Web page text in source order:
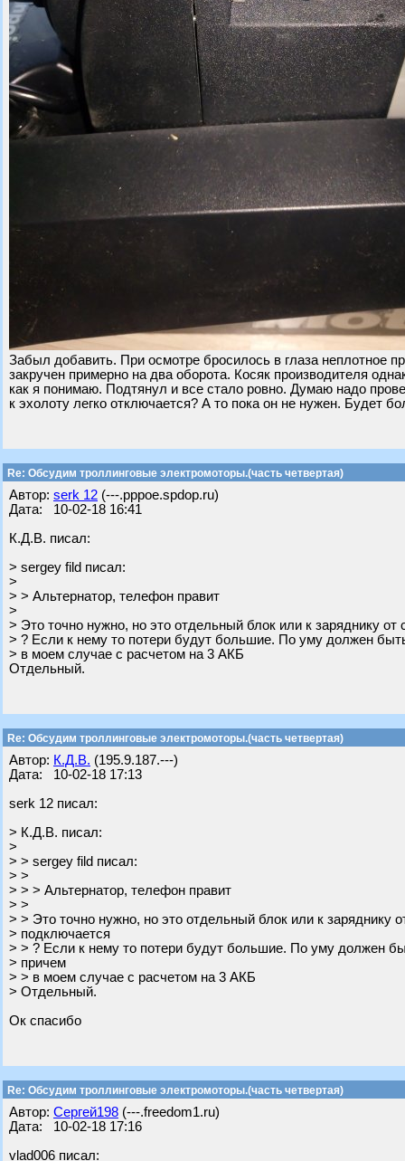
Забыл добавить. При осмотре бросилось в глаза неплотное
закручен примерно на два оборота. Косяк производителя
как я понимаю. Подтянул и все стало ровно. Думаю надо
к эхолоту легко отключается? А то пока он не нужен. Будет
Re: Обсудим троллинговые электромоторы.(часть четвертая)
Автор: serk 12 (---.pppoe.spdop.ru)
Дата: 10-02-18 16:41
К.Д.В. писал:
> sergey fild писал:
>
> > Альтернатор, телефон правит
>
> Это точно нужно, но это отдельный блок или к заряднику от
> ? Если к нему то потери будут большие. По уму должен
> в моем случае с расчетом на 3 АКБ
Отдельный.
Re: Обсудим троллинговые электромоторы.(часть четвертая)
Автор: К.Д.В. (195.9.187.---)
Дата: 10-02-18 17:13
serk 12 писал:
> К.Д.В. писал:
>
> > sergey fild писал:
> >
> > > Альтернатор, телефон правит
> >
> > Это точно нужно, но это отдельный блок или к заряднику
> подключается
> > ? Если к нему то потери будут большие. По уму должен
> причем
> > в моем случае с расчетом на 3 АКБ
> Отдельный.
Ок спасибо
Re: Обсудим троллинговые электромоторы.(часть четвертая)
Автор: Сергей198 (---.freedom1.ru)
Дата: 10-02-18 17:16
vlad006 писал: